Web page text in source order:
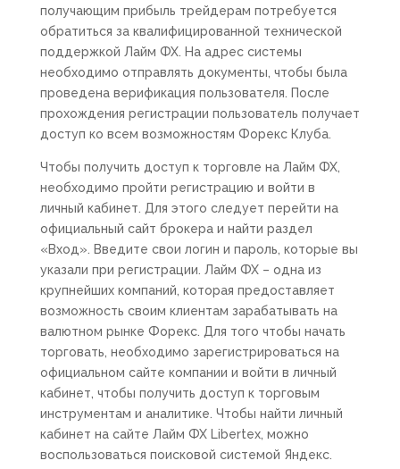
получающим прибыль трейдерам потребуется
обратиться за квалифицированной технической
поддержкой Лайм ФХ. На адрес системы
необходимо отправлять документы, чтобы была
проведена верификация пользователя. После
прохождения регистрации пользователь получает
доступ ко всем возможностям Форекс Клуба.
Чтобы получить доступ к торговле на Лайм ФХ,
необходимо пройти регистрацию и войти в
личный кабинет. Для этого следует перейти на
официальный сайт брокера и найти раздел
«Вход». Введите свои логин и пароль, которые вы
указали при регистрации. Лайм ФХ – одна из
крупнейших компаний, которая предоставляет
возможность своим клиентам зарабатывать на
валютном рынке Форекс. Для того чтобы начать
торговать, необходимо зарегистрироваться на
официальном сайте компании и войти в личный
кабинет, чтобы получить доступ к торговым
инструментам и аналитике. Чтобы найти личный
кабинет на сайте Лайм ФХ Libertex, можно
воспользоваться поисковой системой Яндекс.